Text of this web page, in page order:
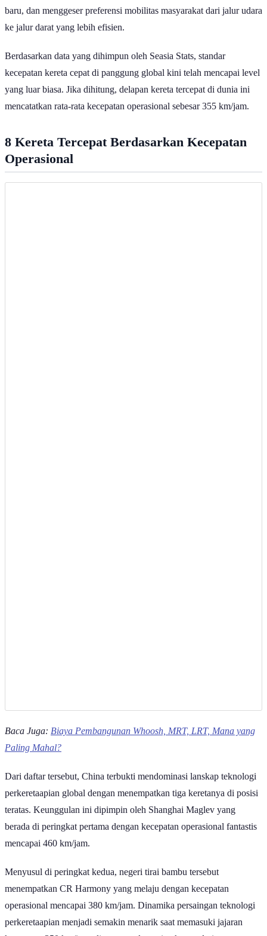
baru, dan menggeser preferensi mobilitas masyarakat dari jalur udara
ke jalur darat yang lebih efisien.
Berdasarkan data yang dihimpun oleh Seasia Stats, standar
kecepatan kereta cepat di panggung global kini telah mencapai level
yang luar biasa. Jika dihitung, delapan kereta tercepat di dunia ini
mencatatkan rata-rata kecepatan operasional sebesar 355 km/jam.
8 Kereta Tercepat Berdasarkan Kecepatan
Operasional
Baca Juga: Biaya Pembangunan Whoosh, MRT, LRT, Mana yang
Paling Mahal?
Dari daftar tersebut, China terbukti mendominasi lanskap teknologi
perkeretaapian global dengan menempatkan tiga keretanya di posisi
teratas. Keunggulan ini dipimpin oleh Shanghai Maglev yang
berada di peringkat pertama dengan kecepatan operasional fantastis
mencapai 460 km/jam.
Menyusul di peringkat kedua, negeri tirai bambu tersebut
menempatkan CR Harmony yang melaju dengan kecepatan
operasional mencapai 380 km/jam. Dinamika persaingan teknologi
perkeretaapian menjadi semakin menarik saat memasuki jajaran